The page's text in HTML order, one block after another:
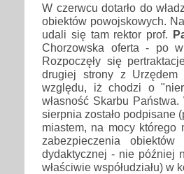
W czerwcu dotarło do
obiektów powojskowych.
udali się tam rektor prof.
Chorzowska oferta - po
Rozpoczęły się
drugiej strony z Urzędem
względu, iż chodzi o
własność Skarbu
sierpnia zostało podpisane
miastem, na mocy którego
zabezpieczenia
dydaktycznej - nie później
właściwie współudziału)